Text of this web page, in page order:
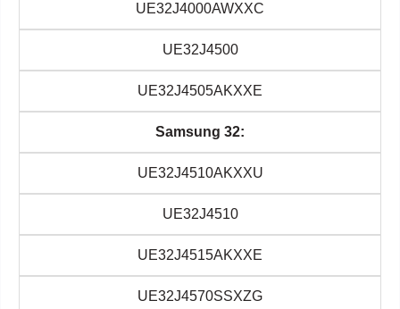
UE32J4000AWXXC
UE32J4500
UE32J4505AKXXE
Samsung 32:
UE32J4510AKXXU
UE32J4510
UE32J4515AKXXE
UE32J4570SSXZG